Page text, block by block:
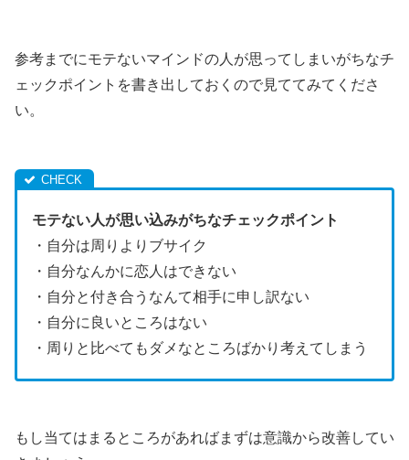
参考までにモテないマインドの人が思ってしまいがちなチ
ェックポイントを書き出しておくので見ててみてくださ
い。
モテない人が思い込みがちなチェックポイント
・自分は周りよりブサイク
・自分なんかに恋人はできない
・自分と付き合うなんて相手に申し訳ない
・自分に良いところはない
・周りと比べてもダメなところばかり考えてしまう
もし当てはまるところがあればまずは意識から改善してい